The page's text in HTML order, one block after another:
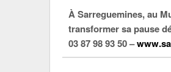
À Sarreguemines, au
transformer sa pause
03 87 98 93 50 –